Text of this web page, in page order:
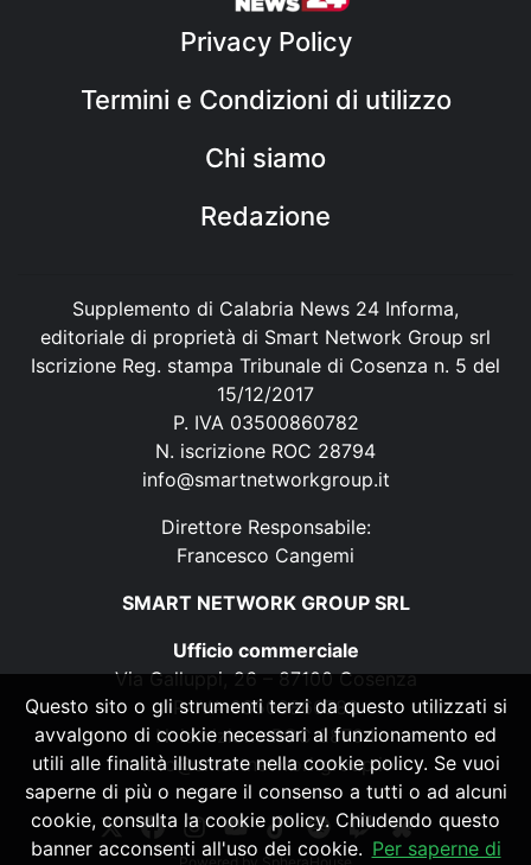
Privacy Policy
Termini e Condizioni di utilizzo
Chi siamo
Redazione
Supplemento di Calabria News 24 Informa,
editoriale di proprietà di Smart Network Group srl
Iscrizione Reg. stampa Tribunale di Cosenza n. 5 del
15/12/2017
P. IVA 03500860782
N. iscrizione ROC 28794
info@smartnetworkgroup.it
Direttore Responsabile:
Francesco Cangemi
SMART NETWORK GROUP SRL
Ufficio commerciale
Via Galluppi, 26 – 87100 Cosenza
P. IVA 03500860782
N. iscrizione ROC 28794
info@smartnetworkgroup.it
Questo sito o gli strumenti terzi da questo utilizzati si
avvalgono di cookie necessari al funzionamento ed
utili alle finalità illustrate nella cookie policy. Se vuoi
saperne di più o negare il consenso a tutti o ad alcuni
cookie, consulta la cookie policy. Chiudendo questo
banner acconsenti all'uso dei cookie. Per saperne di